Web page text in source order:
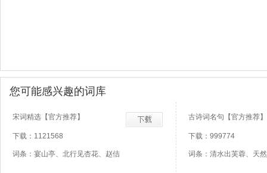
您可能感兴趣的词库
宋词精选【官方推荐】
下载：1121568
词条：宴山亭、北行见杏花、赵佶
古诗词名句【官方推荐】
下载：999774
词条：清水出芙蓉、天